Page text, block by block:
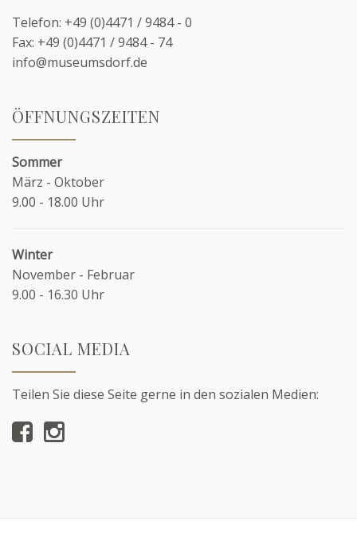
Telefon: +49 (0)4471 / 9484 - 0
Fax: +49 (0)4471 / 9484 - 74
info@museumsdorf.de
ÖFFNUNGSZEITEN
Sommer
März - Oktober
9.00 - 18.00 Uhr
Winter
November - Februar
9.00 - 16.30 Uhr
SOCIAL MEDIA
Teilen Sie diese Seite gerne in den sozialen Medien: